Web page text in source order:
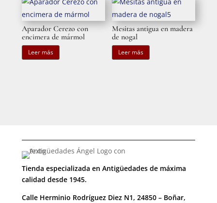
Aparador Cerezo con
encimera de mármol
Leer más
Mesitas antigua en madera
de nogal
Leer más
Tienda especializada en Antigüedades de máxima
calidad desde 1945.
Calle Herminio Rodríguez Diez N1, 24850 – Boñar,